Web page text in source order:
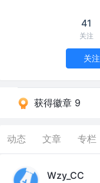
41
关注
关注
获得徽章 9
动态 文章 专栏
Wzy_CC